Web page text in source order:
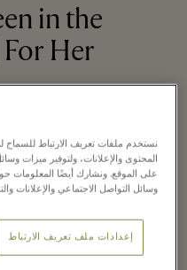
in the
Her
نستخدم ملفات تعريف الارتباط
المحتوى والإعلانات، ولتوفير ميزات
على الموقع. ونشارك أيضًا المعلومات
وسائل التواصل الاجتماعي والإعلانات
إعدادات ملف تعريف الارتباط